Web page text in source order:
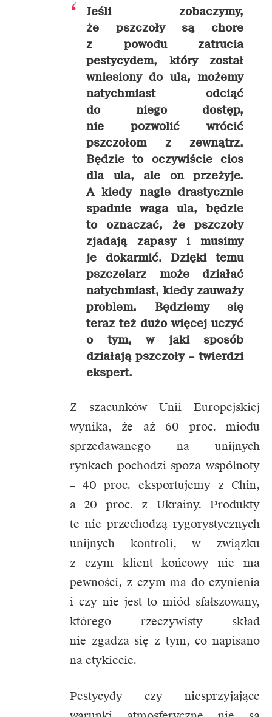
Jeśli zobaczymy,
że pszczoły są chore
z powodu zatrucia
pestycydem, który został
wniesiony do ula, możemy
natychmiast odciąć
do niego dostęp,
nie pozwolić wrócić
pszczołom z zewnątrz.
Będzie to oczywiście cios
dla ula, ale on przeżyje.
A kiedy nagle drastycznie
spadnie waga ula, będzie
to oznaczać, że pszczoły
zjadają zapasy i musimy
je dokarmić. Dzięki temu
pszczelarz może działać
natychmiast, kiedy zauważy
problem. Będziemy się
teraz też dużo więcej uczyć
o tym, w jaki sposób
działają pszczoły – twierdzi
ekspert.
Z szacunków Unii Europejskiej
wynika, że aż 60 proc. miodu
sprzedawanego na unijnych
rynkach pochodzi spoza wspólnoty
– 40 proc. eksportujemy z Chin,
a 20 proc. z Ukrainy. Produkty
te nie przechodzą rygorystycznych
unijnych kontroli, w związku
z czym klient końcowy nie ma
pewności, z czym ma do czynienia
i czy nie jest to miód sfałszowany,
którego rzeczywisty skład
nie zgadza się z tym, co napisano
na etykiecie.
Pestycydy czy niesprzyjające